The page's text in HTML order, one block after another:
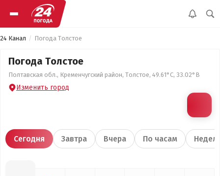
24 Канал Погода Толстое
Погода Толстое
Полтавская обл., Кременчугский район, Толстое, 49.61°С, 33.02°В
Изменить город
Сегодня Завтра Вчера По часам